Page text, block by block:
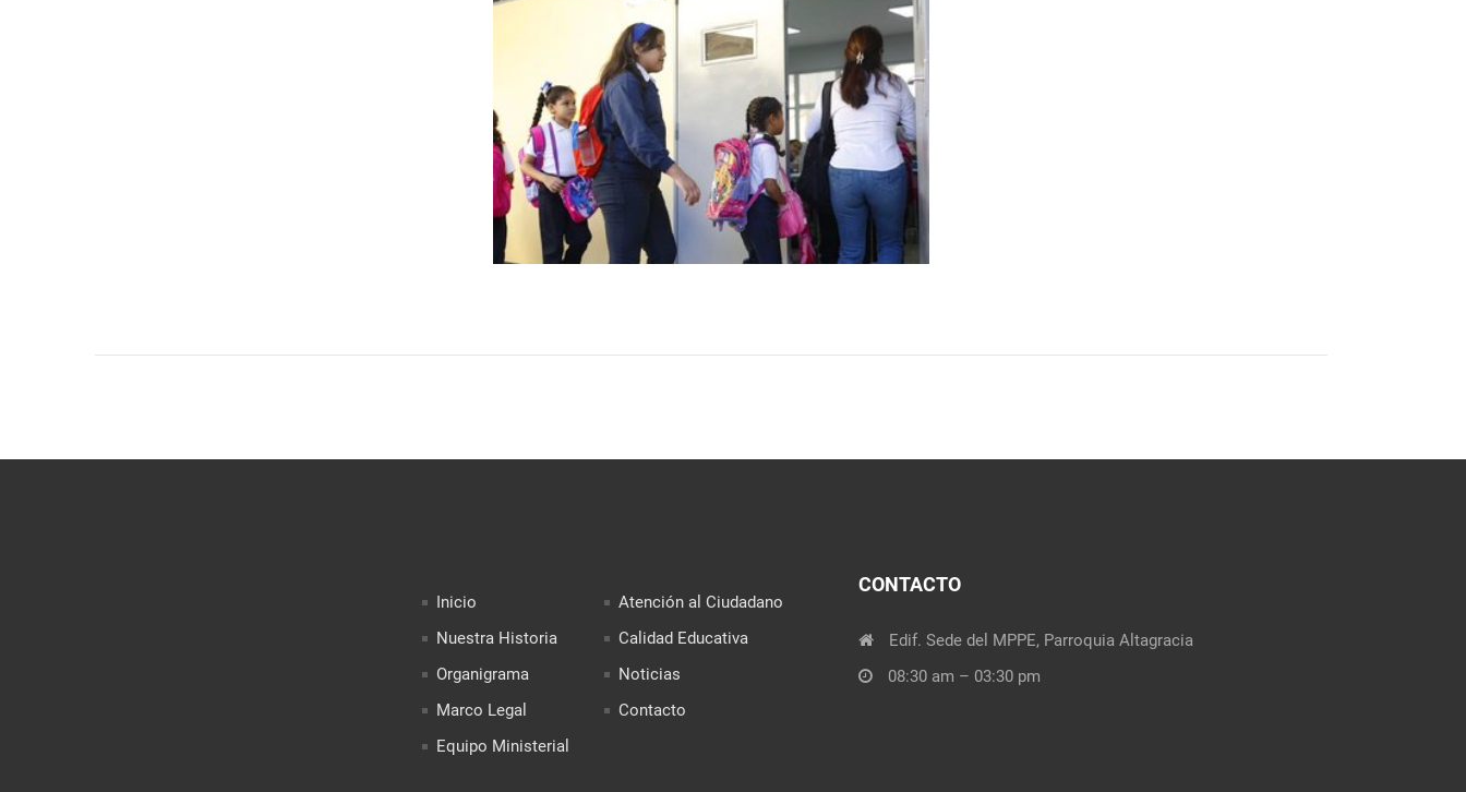
Inicio
Nuestra Historia
Organigrama
Marco Legal
Equipo Ministerial
Atención al Ciudadano
Calidad Educativa
Noticias
Contacto
CONTACTO
Edif. Sede del MPPE, Parroquia Altagracia
08:30 am – 03:30 pm